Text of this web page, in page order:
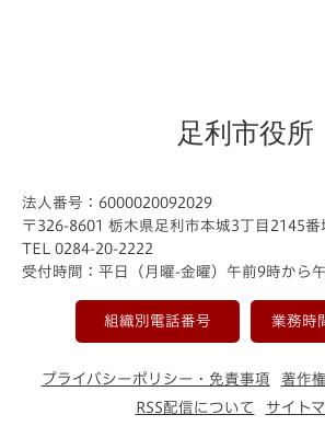
足利市役所
法人番号：6000020092029
〒326-8601 栃木県足利市本城3丁目2145番
TEL 0284-20-2222
受付時間：平日（月曜-金曜）午前9時から
組織別電話番号 業務時
プライバシーポリシー・免責事項
著作
RSS配信について
サイト